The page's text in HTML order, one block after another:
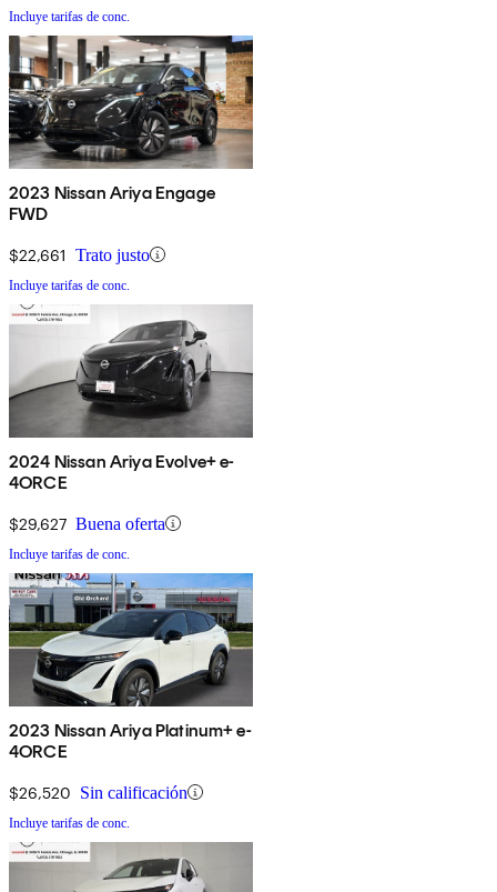
Incluye tarifas de conc.
2023 Nissan Ariya Engage
FWD
$22,661 Trato justo
Incluye tarifas de conc.
2024 Nissan Ariya Evolve+ e-
4ORCE
$29,627 Buena oferta
Incluye tarifas de conc.
2023 Nissan Ariya Platinum+ e-
4ORCE
$26,520 Sin calificación
Incluye tarifas de conc.